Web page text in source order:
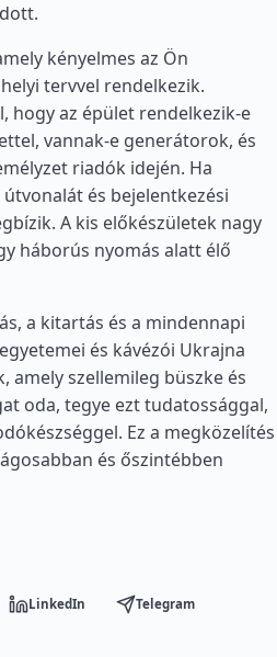
kényelmes az Ön
tervvel rendelkezik.
hogy az épület rendelkezik-e
vannak-e generátorok, és
riadók idején. Ha
és bejelentkezési
A kis előkészületek nagy
háborús nyomás alatt élő
a kitartás és a mindennapi
és kávézói Ukrajna
amely szellemileg büszke és
oda, tegye ezt tudatossággal,
Ez a megközelítés
és őszintébben
LinkedIn Telegram